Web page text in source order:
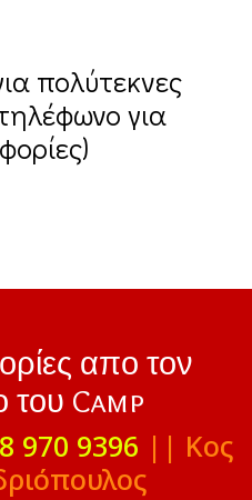
πολύτεκνες
για
απο τον
Camp
970 9396 || Κος